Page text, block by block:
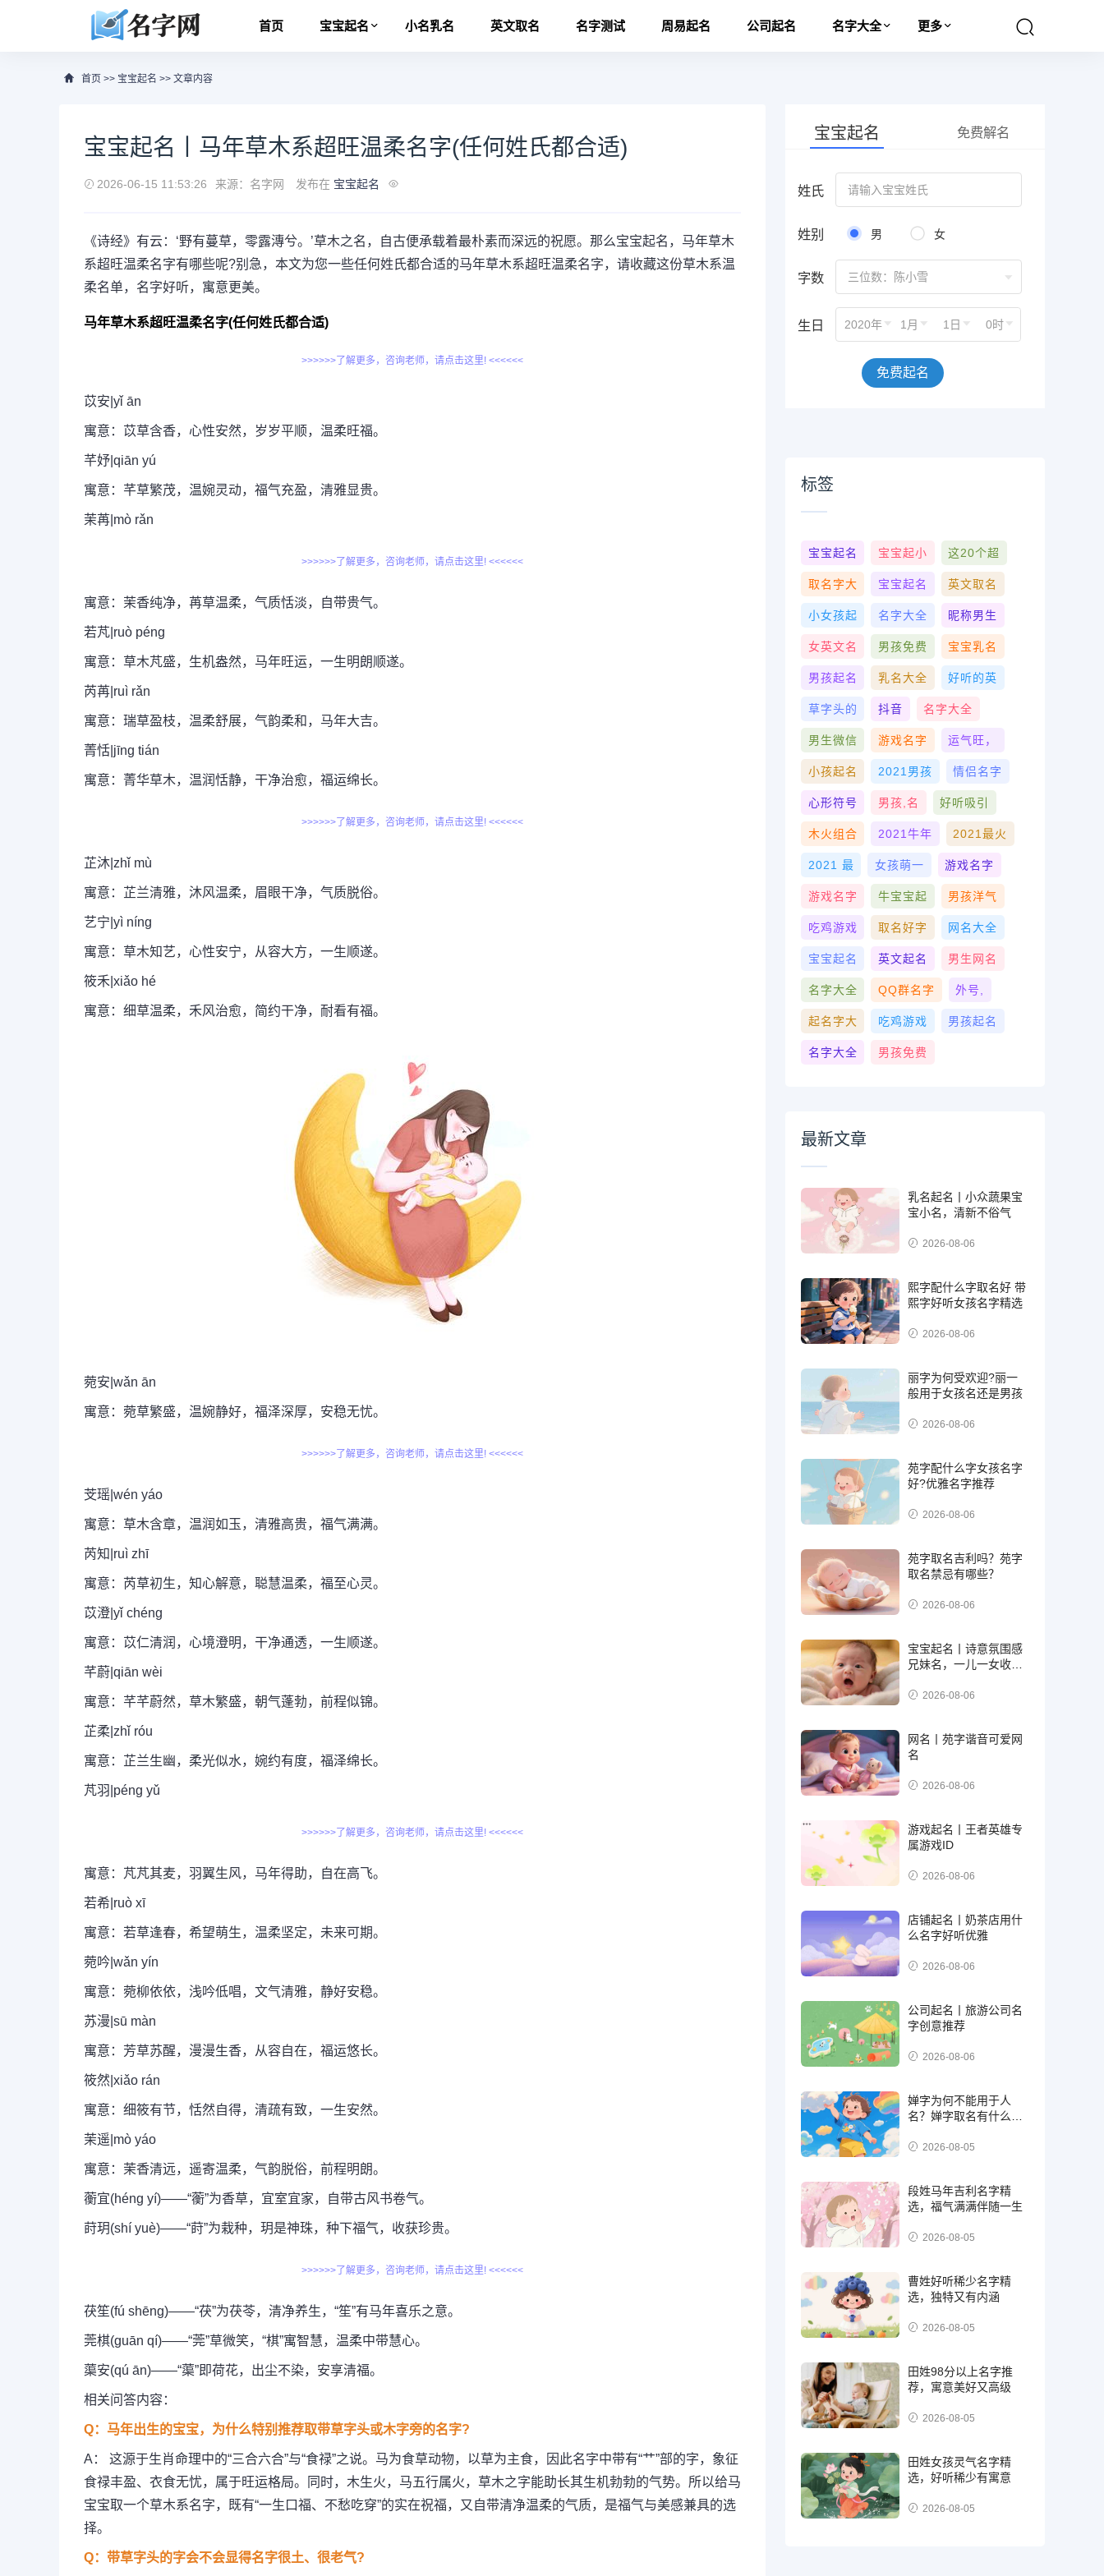
首页 宝宝起名 小名乳名 英文取名 名字测试 周易起名 公司起名 名字大全 更多
首页 >> 宝宝起名 >> 文章内容
宝宝起名丨马年草木系超旺温柔名字(任何姓氏都合适)
2026-06-15 11:53:26 来源：名字网 发布在 宝宝起名
《诗经》有云：‘野有蔓草，零露漙兮。’草木之名，自古便承载着最朴素而深远的祝愿。那么宝宝起名，马年草木
系超旺温柔名字有哪些呢?别急，本文为您一些任何姓氏都合适的马年草木系超旺温柔名字，请收藏这份草木系温
柔名单，名字好听，寓意更美。
马年草木系超旺温柔名字(任何姓氏都合适)
>>>>>>了解更多，咨询老师，请点击这里! <<<<<<
苡安|yǐ ān
寓意：苡草含香，心性安然，岁岁平顺，温柔旺福。
芊妤|qiān yú
寓意：芊草繁茂，温婉灵动，福气充盈，清雅显贵。
茉苒|mò rǎn
>>>>>>了解更多，咨询老师，请点击这里! <<<<<<
寓意：茉香纯净，苒草温柔，气质恬淡，自带贵气。
若芃|ruò péng
寓意：草木芃盛，生机盎然，马年旺运，一生明朗顺遂。
芮苒|ruì rǎn
寓意：瑞草盈枝，温柔舒展，气韵柔和，马年大吉。
菁恬|jīng tián
寓意：菁华草木，温润恬静，干净治愈，福运绵长。
>>>>>>了解更多，咨询老师，请点击这里! <<<<<<
芷沐|zhǐ mù
寓意：芷兰清雅，沐风温柔，眉眼干净，气质脱俗。
艺宁|yì níng
寓意：草木知艺，心性安宁，从容大方，一生顺遂。
筱禾|xiǎo hé
寓意：细草温柔，禾风治愈，简约干净，耐看有福。
菀安|wǎn ān
寓意：菀草繁盛，温婉静好，福泽深厚，安稳无忧。
>>>>>>了解更多，咨询老师，请点击这里! <<<<<<
芠瑶|wén yáo
寓意：草木含章，温润如玉，清雅高贵，福气满满。
芮知|ruì zhī
寓意：芮草初生，知心解意，聪慧温柔，福至心灵。
苡澄|yǐ chéng
寓意：苡仁清润，心境澄明，干净通透，一生顺遂。
芊蔚|qiān wèi
寓意：芊芊蔚然，草木繁盛，朝气蓬勃，前程似锦。
芷柔|zhǐ róu
寓意：芷兰生幽，柔光似水，婉约有度，福泽绵长。
芃羽|péng yǔ
>>>>>>了解更多，咨询老师，请点击这里! <<<<<<
寓意：芃芃其麦，羽翼生风，马年得助，自在高飞。
若希|ruò xī
寓意：若草逢春，希望萌生，温柔坚定，未来可期。
菀吟|wǎn yín
寓意：菀柳依依，浅吟低唱，文气清雅，静好安稳。
苏漫|sū màn
寓意：芳草苏醒，漫漫生香，从容自在，福运悠长。
筱然|xiǎo rán
寓意：细筱有节，恬然自得，清疏有致，一生安然。
茉遥|mò yáo
寓意：茉香清远，遥寄温柔，气韵脱俗，前程明朗。
蘅宜(héng yí)——“蘅”为香草，宜室宜家，自带古风书卷气。
莳玥(shí yuè)——“莳”为栽种，玥是神珠，种下福气，收获珍贵。
>>>>>>了解更多，咨询老师，请点击这里! <<<<<<
茯笙(fú shēng)——“茯”为茯苓，清净养生，“笙”有马年喜乐之意。
莞棋(guān qí)——“莞”草微笑，“棋”寓智慧，温柔中带慧心。
蕖安(qú ān)——“蕖”即荷花，出尘不染，安享清福。
相关问答内容：
Q：马年出生的宝宝，为什么特别推荐取带草字头或木字旁的名字?
A： 这源于生肖命理中的“三合六合”与“食禄”之说。马为食草动物，以草为主食，因此名字中带有“艹”部的字，象征
食禄丰盈、衣食无忧，属于旺运格局。同时，木生火，马五行属火，草木之字能助长其生机勃勃的气势。所以给马
宝宝取一个草木系名字，既有“一生口福、不愁吃穿”的实在祝福，又自带清净温柔的气质，是福气与美感兼具的选
择。
Q：带草字头的字会不会显得名字很土、很老气?
宝宝起名 免费解名
姓氏
姓别 男 女
字数 三位数：陈小雪
生日 2020年 1月 1日 0时
免费起名
标签
宝宝起名 宝宝起小 这20个超
取名字大 宝宝起名 英文取名
小女孩起 名字大全 昵称男生
女英文名 男孩免费 宝宝乳名
男孩起名 乳名大全 好听的英
草字头的 抖音 名字大全
男生微信 游戏名字 运气旺，
小孩起名 2021男孩 情侣名字
心形符号 男孩,名 好听吸引
木火组合 2021牛年 2021最火
2021 最 女孩萌一 游戏名字
游戏名字 牛宝宝起 男孩洋气
吃鸡游戏 取名好字 网名大全
宝宝起名 英文起名 男生网名
名字大全 QQ群名字 外号,
起名字大 吃鸡游戏 男孩起名
名字大全 男孩免费
最新文章
乳名起名丨小众蔬果宝
宝小名，清新不俗气
2026-08-06
熙字配什么字取名好 带
熙字好听女孩名字精选
2026-08-06
丽字为何受欢迎?丽一
般用于女孩名还是男孩
2026-08-06
苑字配什么字女孩名字
好?优雅名字推荐
2026-08-06
苑字取名吉利吗？苑字
取名禁忌有哪些？
2026-08-06
宝宝起名丨诗意氛围感
兄妹名，一儿一女收藏
2026-08-06
网名丨苑字谐音可爱网
名
2026-08-06
游戏起名丨王者英雄专
属游戏ID
2026-08-06
店铺起名丨奶茶店用什
么名字好听优雅
2026-08-06
公司起名丨旅游公司名
字创意推荐
2026-08-06
婵字为何不能用于人
名？婵字取名有什么禁
2026-08-05
段姓马年吉利名字精
选，福气满满伴随一生
2026-08-05
曹姓好听稀少名字精
选，独特又有内涵
2026-08-05
田姓98分以上名字推
荐，寓意美好又高级
2026-08-05
田姓女孩灵气名字精
选，好听稀少有寓意
2026-08-05